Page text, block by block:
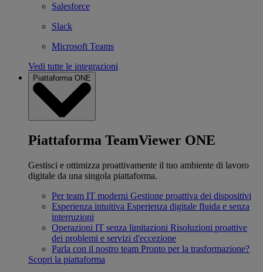
Salesforce
Slack
Microsoft Teams
Vedi tutte le integrazioni
Piattaforma ONE
Piattaforma TeamViewer ONE
Gestisci e ottimizza proattivamente il tuo ambiente di lavoro
digitale da una singola piattaforma.
Per team IT moderni Gestione proattiva dei dispositivi
Esperienza intuitiva Esperienza digitale fluida e senza
interruzioni
Operazioni IT senza limitazioni Risoluzioni proattive
dei problemi e servizi d'eccezione
Parla con il nostro team Pronto per la trasformazione?
Scopri la piattaforma